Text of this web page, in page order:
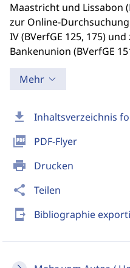
download Inhaltsverzeichnis
picture_as_pdf PDF-Flyer
print Drucken
share Teilen
send_to_mobile Bibliographie
Maastricht und Lissabon
zur Online-Durchsuchung
IV (BVerfGE 125, 175)
Bankenunion (BVerfGE
Mehr